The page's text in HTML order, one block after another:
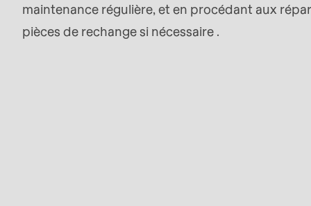
maintenance régulière, et en procédant aux
pièces de rechange si nécessaire .